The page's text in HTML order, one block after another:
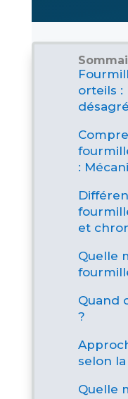
orteils :
:
et
Quelle
Quand
?
selon
Quelle